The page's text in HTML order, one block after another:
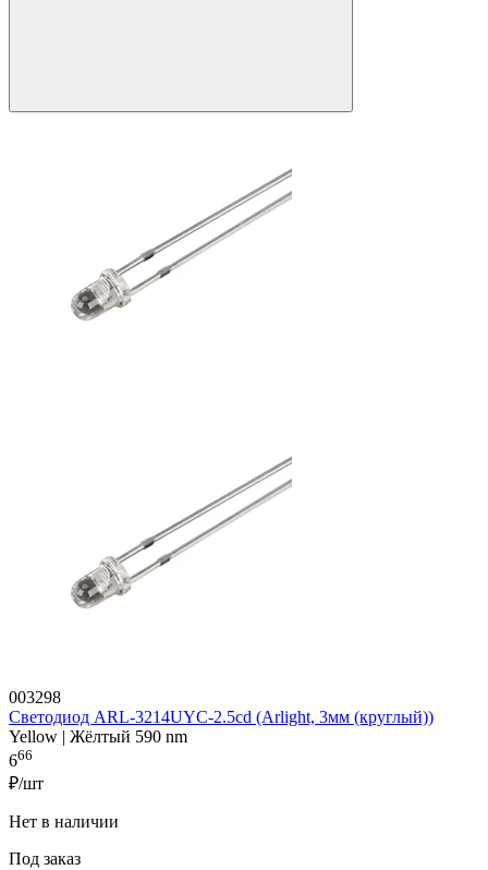
003298
Светодиод ARL-3214UYC-2.5cd (Arlight, 3мм (круглый))
Yellow | Жёлтый 590 nm
666
₽/шт
Нет в наличии
Под заказ